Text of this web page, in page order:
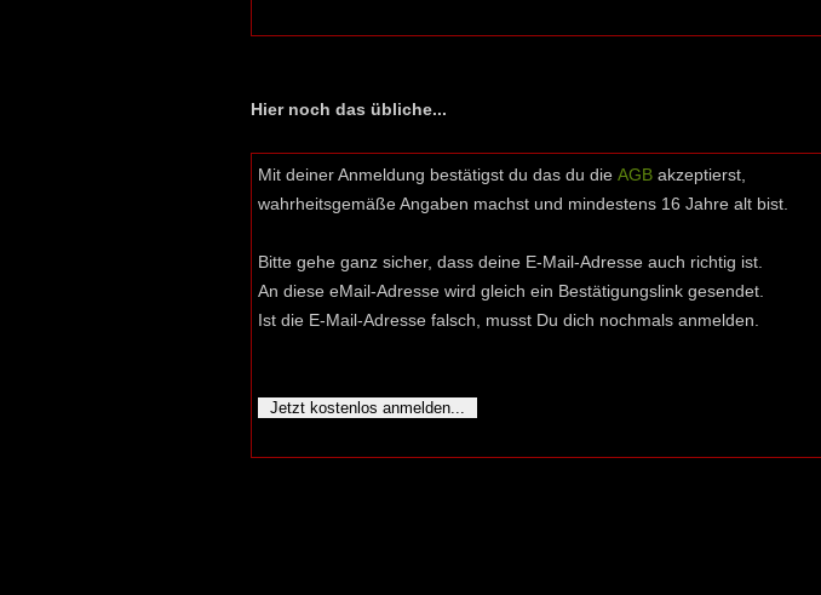
Hier noch das übliche...
Mit deiner Anmeldung bestätigst du das du die AGB akzeptierst,
wahrheitsgemäße Angaben machst und mindestens 16 Jahre alt bist.
Bitte gehe ganz sicher, dass deine E-Mail-Adresse auch richtig ist.
An diese eMail-Adresse wird gleich ein Bestätigungslink gesendet.
Ist die E-Mail-Adresse falsch, musst Du dich nochmals anmelden.